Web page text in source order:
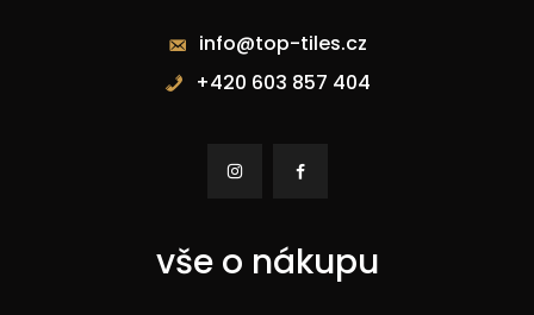
info@top-tiles.cz
+420 603 857 404
 
vše o nákupu